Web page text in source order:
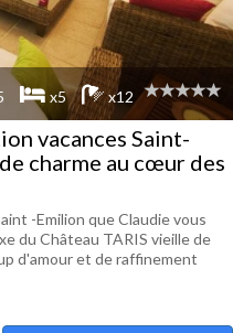
x5 x12
vacances Saint-
charme au cœur des
-Emilion que Claudie vous
du Château TARIS vieille de
d'amour et de raffinement